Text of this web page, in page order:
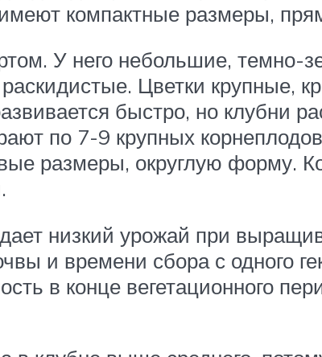
компактные размеры,
У него небольшие, темно-
раскидистые. Цветки крупные,
быстро, но клубни
по 7-9 крупных
размеры, округлую форму.
низкий урожай при
и времени сбора с одного
в конце вегетационного